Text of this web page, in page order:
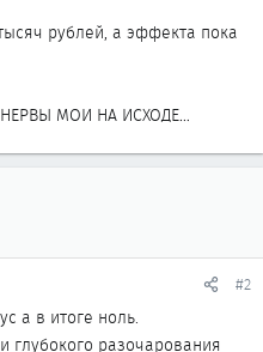
рублей, а эффекта пока
МОИ НА ИСХОДЕ…
#2
а в итоге ноль.
разочарования